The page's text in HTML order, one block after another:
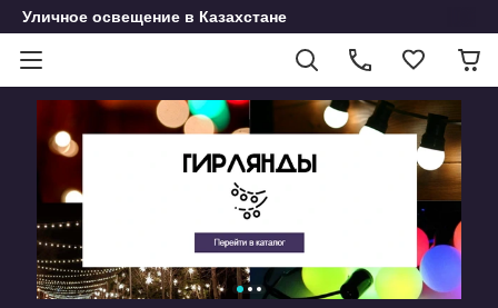
Уличное освещение в Казахстане